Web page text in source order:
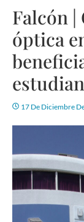
Falcón
óptica
17 De Diciembre